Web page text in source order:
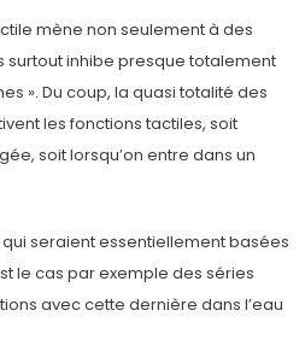
mène non seulement à des
surtout inhibe presque totalement
». Du coup, la quasi totalité des
les fonctions tactiles, soit
soit lorsqu’on entre dans un
seraient essentiellement basées
le cas par exemple des séries
avec cette dernière dans l’eau